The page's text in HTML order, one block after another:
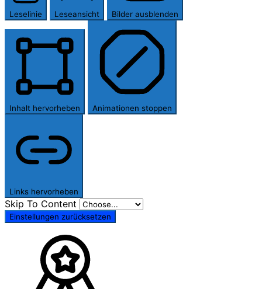
Leselinie Leseansicht Bilder ausblenden
Inhalt hervorheben Animationen stoppen
Links hervorheben
Skip To Content
Einstellungen zurücksetzen